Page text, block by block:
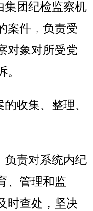
集团纪检监察机
案件，负责受
对象对所受党
收集、整理、
负责对系统内纪
、管理和监
时查处，坚决